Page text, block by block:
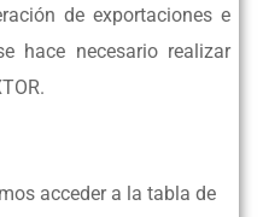
de exportaciones e
hace necesario realizar
acceder a la tabla de